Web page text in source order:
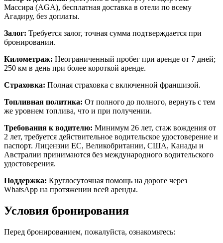
Массира (AGA), бесплатная доставка в отели по всему
Агадиру, без доплаты.
Залог: Требуется залог, точная сумма подтверждается при
бронировании.
Километраж: Неограниченный пробег при аренде от 7 дней;
250 км в день при более короткой аренде.
Страховка: Полная страховка с включенной франшизой.
Топливная политика: От полного до полного, вернуть с тем
же уровнем топлива, что и при получении.
Требования к водителю: Минимум 26 лет, стаж вождения от
2 лет, требуется действительное водительское удостоверение и
паспорт. Лицензии ЕС, Великобритании, США, Канады и
Австралии принимаются без международного водительского
удостоверения.
Поддержка: Круглосуточная помощь на дороге через
WhatsApp на протяжении всей аренды.
Условия бронирования
Перед бронированием, пожалуйста, ознакомьтесь: